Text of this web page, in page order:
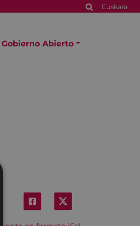
Euskara
Gobierno Abierto